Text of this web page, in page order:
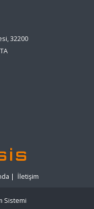
32200
| İletişim
Sistemi